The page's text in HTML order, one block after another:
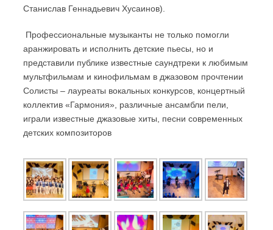
Станислав Геннадьевич Хусаинов).
Профессиональные музыканты не только помогли
аранжировать и исполнить детские пьесы, но и
представили публике известные саундтреки к любимым
мультфильмам и кинофильмам в джазовом прочтении
Солисты – лауреаты вокальных конкурсов, концертный
коллектив «Гармония», различные ансамбли пели,
играли известные джазовые хиты, песни современных
детских композиторов